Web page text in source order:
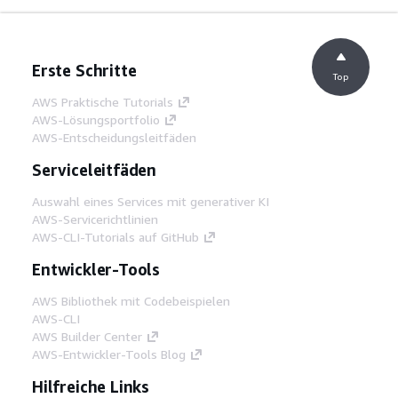
Erste Schritte
AWS Praktische Tutorials
AWS-Lösungsportfolio
AWS-Entscheidungsleitfäden
Serviceleitfäden
Auswahl eines Services mit generativer KI
AWS-Servicerichtlinien
AWS-CLI-Tutorials auf GitHub
Entwickler-Tools
AWS Bibliothek mit Codebeispielen
AWS-CLI
AWS Builder Center
AWS-Entwickler-Tools Blog
Hilfreiche Links
Top